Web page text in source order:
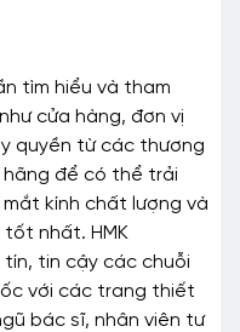
tìm hiểu và tham
cửa hàng, đơn vị
quyền từ các thương
hãng để có thể trải
kính chất lượng và
nhất. HMK
tín, tin cậy các chuỗi
với các trang thiết
bác sĩ, nhân viên tư